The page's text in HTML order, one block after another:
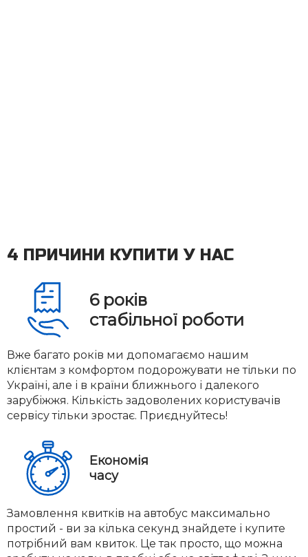
4 ПРИЧИНИ КУПИТИ У НАС
6 років
стабільної роботи
Вже багато років ми допомагаємо нашим
клієнтам з комфортом подорожувати не тільки по
Україні, але і в країни ближнього і далекого
зарубіжжя. Кількість задоволених користувачів
сервісу тільки зростає. Приєднуйтесь!
Економія
часу
Замовлення квитків на автобус максимально
простий - ви за кілька секунд знайдете і купите
потрібний вам квиток. Це так просто, що можна